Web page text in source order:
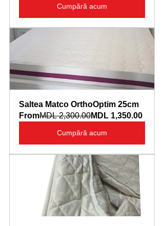
Cumpără acum
Saltea Matco OrthoOptim 25cm
FromMDL 2,300.00MDL 1,350.00
Cumpără acum